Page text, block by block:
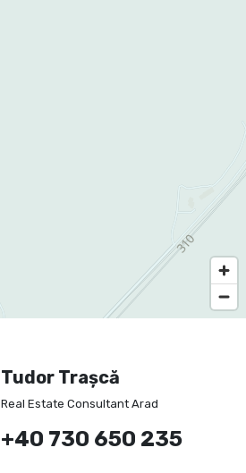
Tudor Trașcă
Real Estate Consultant Arad
+40 730 650 235